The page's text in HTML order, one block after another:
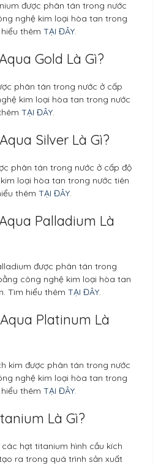
được phân tán trong nước
nghệ kim loại hòa tan trong
thêm TẠI ĐÂY.
Gold Là Gì?
phân tán trong nước ở cấp
kim loại hòa tan trong nước
TẠI ĐÂY.
Silver Là Gì?
phân tán trong nước ở cấp độ
loại hòa tan trong nước tiên
thêm TẠI ĐÂY.
Palladium Là
được phân tán trong
công nghệ kim loại hòa tan
Tìm hiểu thêm TẠI ĐÂY.
Platinum Là
kim được phân tán trong nước
nghệ kim loại hòa tan trong
thêm TẠI ĐÂY.
Là Gì?
hạt titanium hình cầu kích
ra trong quá trình sản xuất